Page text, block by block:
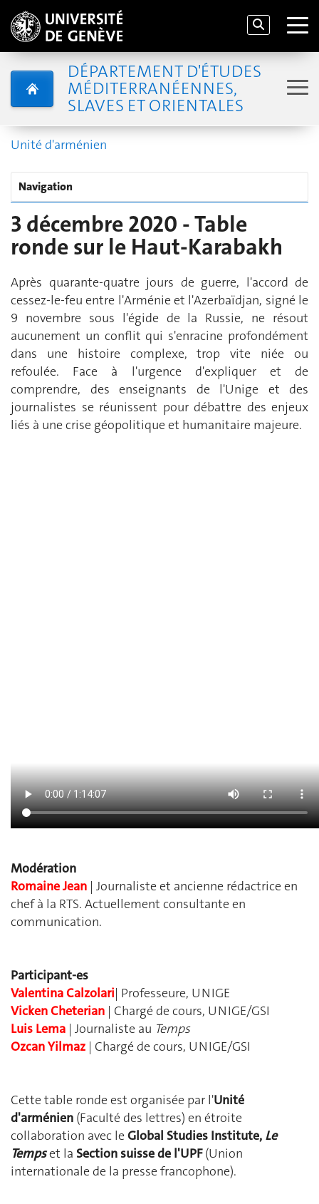
DÉPARTEMENT D'ÉTUDES
MÉDITERRANÉENNES,
SLAVES ET ORIENTALES
Unité d'arménien
Navigation
3 décembre 2020 - Table
ronde sur le Haut-Karabakh
Après quarante-quatre jours de guerre, l'accord de
cessez-le-feu entre l'Arménie et l'Azerbaïdjan, signé le
9 novembre sous l'égide de la Russie, ne résout
aucunement un conflit qui s'enracine profondément
dans une histoire complexe, trop vite niée ou
refoulée. Face à l'urgence d'expliquer et de
comprendre, des enseignants de l'Unige et des
journalistes se réunissent pour débattre des enjeux
liés à une crise géopolitique et humanitaire majeure.
Modération
Romaine Jean | Journaliste et ancienne rédactrice en
chef à la RTS. Actuellement consultante en
communication.
Participant-es
Valentina Calzolari| Professeure, UNIGE
Vicken Cheterian | Chargé de cours, UNIGE/GSI
Luis Lema | Journaliste au Temps
Ozcan Yilmaz | Chargé de cours, UNIGE/GSI
Cette table ronde est organisée par l'Unité
d'arménien (Faculté des lettres) en étroite
collaboration avec leGlobal Studies Institute, Le
Tempset la Section suisse de l'UPF(Union
internationale de la presse francophone).